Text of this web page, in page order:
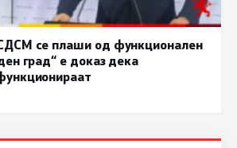
се плаши од функционален
град“ е доказ дека